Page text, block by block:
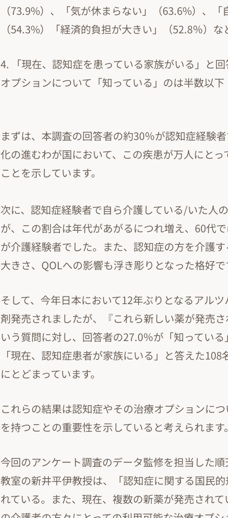
（73.9%）、「気が休まらない」（63.6%）、「
（54.3%）「経済的負担が大きい」（52.8％）な
4. 「現在、認知症を患っている家族がいる」と
オプションについて「知っている」のは半数以下
まずは、本調査の回答者の約30％が認知症経験
化の進むわが国において、この疾患が万人にと
ことを示しています。
次に、認知症経験者で自ら介護している/いた人
が、この割合は年代があがるにつれ増え、60代で
が介護経験者でした。また、認知症の方を介護
大きさ、QOLへの影響も浮き彫りとなった格好で
そして、今年日本において12年ぶりとなるアル
剤発売されましたが、『これら新しい薬が発売
いう質問に対し、回答者の27.0％が「知っている
「現在、認知症患者が家族にいる」と答えた
にとどまっています。
これらの結果は認知症やその治療オプションに
を持つことの重要性を示していると考えられます。
今回のアンケート調査のデータ監修を担当した
教室の新井平伊教授は、「認知症に関する国民
れている。また、現在、複数の新薬が発売され